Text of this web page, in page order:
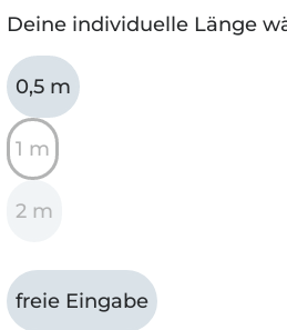
Deine individuelle Länge
0,5 m
1 m
2 m
freie Eingabe